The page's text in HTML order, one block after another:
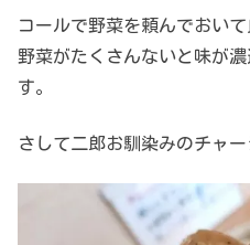
コールで野菜を頼んでおいて
野菜がたくさんないと味が
す。
さして二郎お馴染みのチャー